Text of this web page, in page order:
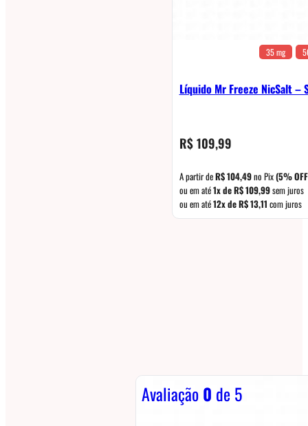
35 mg
Líquido Mr Freeze NicSalt –
R$109,99
A partir deR$104,49no Pix(5%
ou em até1x deR$109,99sem juros
ou em até12x deR$13,11 com juros
Avaliação0 de 5